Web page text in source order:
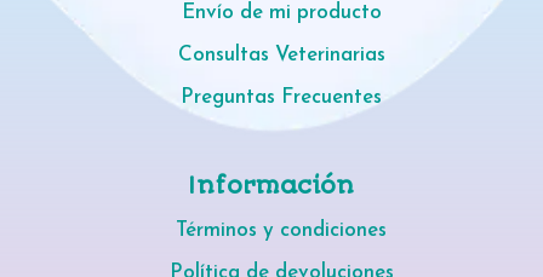
Envío de mi producto
Consultas Veterinarias
Preguntas Frecuentes
Información
Términos y condiciones
Política de devoluciones